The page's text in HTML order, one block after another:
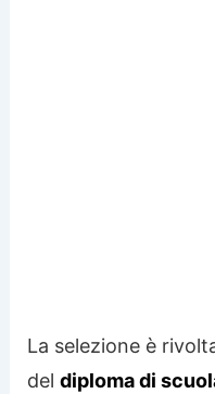
La selezione è
deldiploma di